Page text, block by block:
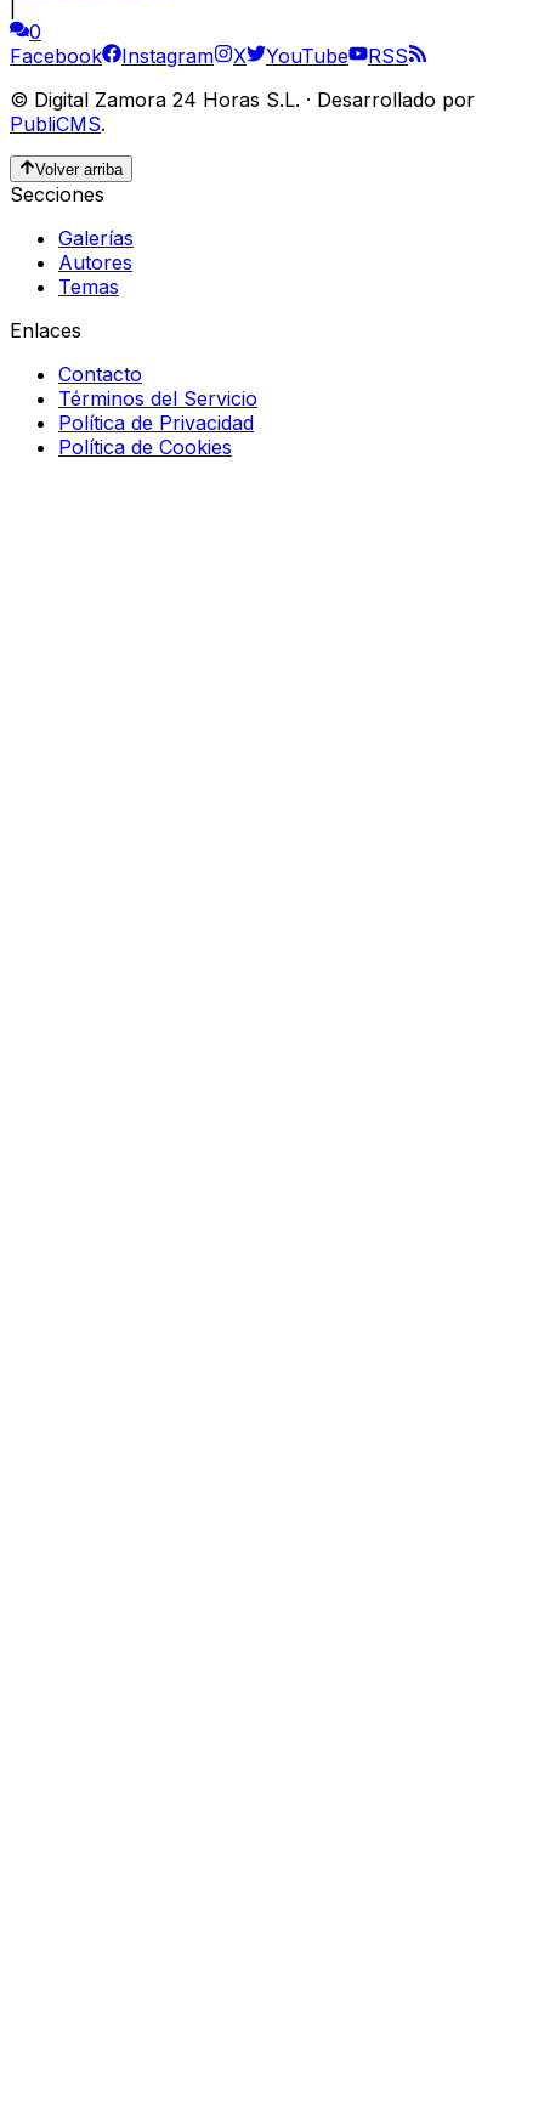
0
Facebook
Instagram X YouTube
RSS
© Digital Zamora 24 Horas S.L. · Desarrollado por
PubliCMS.
Volver arriba
Secciones
Galerías
Autores
Temas
Enlaces
Contacto
Términos del Servicio
Política de Privacidad
Política de Cookies